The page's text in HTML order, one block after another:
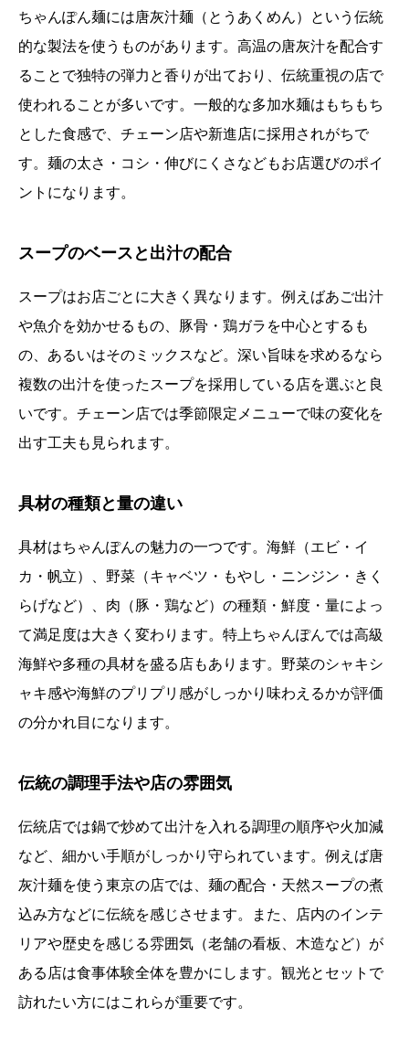
ちゃんぽん麺には唐灰汁麺（とうあくめん）という伝統
的な製法を使うものがあります。高温の唐灰汁を配合す
ることで独特の弾力と香りが出ており、伝統重視の店で
使われることが多いです。一般的な多加水麺はもちもち
とした食感で、チェーン店や新進店に採用されがちで
す。麺の太さ・コシ・伸びにくさなどもお店選びのポイ
ントになります。
スープのベースと出汁の配合
スープはお店ごとに大きく異なります。例えばあご出汁
や魚介を効かせるもの、豚骨・鶏ガラを中心とするも
の、あるいはそのミックスなど。深い旨味を求めるなら
複数の出汁を使ったスープを採用している店を選ぶと良
いです。チェーン店では季節限定メニューで味の変化を
出す工夫も見られます。
具材の種類と量の違い
具材はちゃんぽんの魅力の一つです。海鮮（エビ・イ
カ・帆立）、野菜（キャベツ・もやし・ニンジン・きく
らげなど）、肉（豚・鶏など）の種類・鮮度・量によっ
て満足度は大きく変わります。特上ちゃんぽんでは高級
海鮮や多種の具材を盛る店もあります。野菜のシャキシ
ャキ感や海鮮のプリプリ感がしっかり味わえるかが評価
の分かれ目になります。
伝統の調理手法や店の雰囲気
伝統店では鍋で炒めて出汁を入れる調理の順序や火加減
など、細かい手順がしっかり守られています。例えば唐
灰汁麺を使う東京の店では、麺の配合・天然スープの煮
込み方などに伝統を感じさせます。また、店内のインテ
リアや歴史を感じる雰囲気（老舗の看板、木造など）が
ある店は食事体験全体を豊かにします。観光とセットで
訪れたい方にはこれらが重要です。